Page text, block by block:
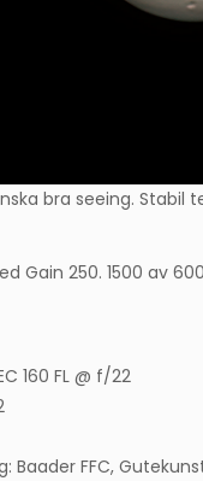
bra seeing.
Gain 250. 1500 av
160 FL @ f/22
Baader FFC,